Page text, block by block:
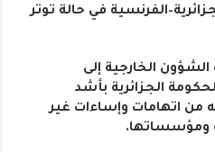
في حالة توتر
الخارجية إلى
الجزائرية بأشد
من اتهامات وإساءات غير
ومؤسساتها.